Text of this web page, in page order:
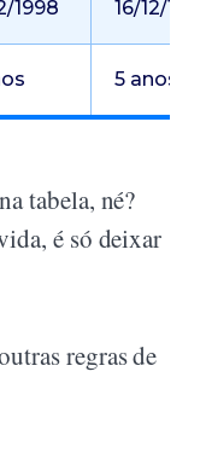
1998 16/12/
5 anos
tabela, né?
é só deixar
regras de